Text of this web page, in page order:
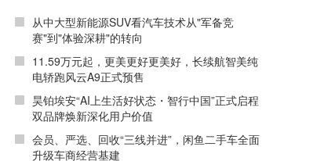
从中大型新能源SUV看汽车技术从"军备竞
赛"到"体验深耕"的转向
11.59万元起，更美更好更美好，长续航智美纯
电轿跑风云A9正式预售
昊铂埃安“AI上生活好状态・智行中国”正式启程
双品牌焕新深化用户价值
会员、严选、回收“三线并进”，闲鱼二手车全面
升级车商经营基建